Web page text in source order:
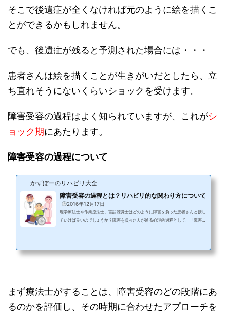
そこで後遺症が全くなければ元のように絵を描くこ
とができるかもしれません。
でも、後遺症が残ると予測された場合には・・・
患者さんは絵を描くことが生きがいだとしたら、立
ち直れそうにないくらいショックを受けます。
障害受容の過程はよく知られていますが、これがシ
ョック期にあたります。
障害受容の過程について
かずぼーのリハビリ大全
障害受容の過程とは？リハビリ的な関わり方について
2016年12月17日
理学療法士や作業療法士、言語聴覚士はどのように障害を負った患者さんと接し
ていけば良いのでしょうか？障害を負った人が通る心理的過程として、「障害受
e = window.adsbygoogle || ).push({});障害受容の過程とは障害受容の過程と
まず療法士がすることは、障害受容のどの段階にあ
るのかを評価し、その時期に合わせたアプローチを